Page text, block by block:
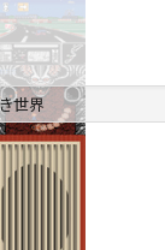
世界